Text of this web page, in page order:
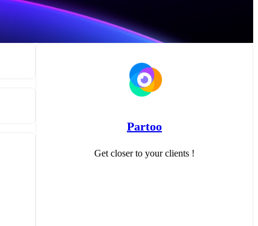
Partoo
Get closer to your clients !